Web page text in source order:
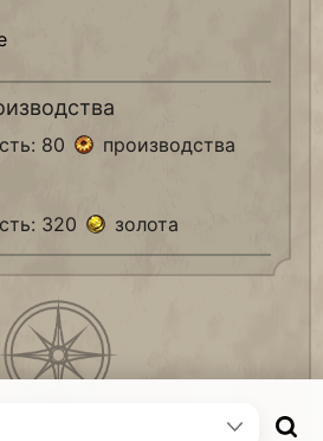
80 производства
320 золота